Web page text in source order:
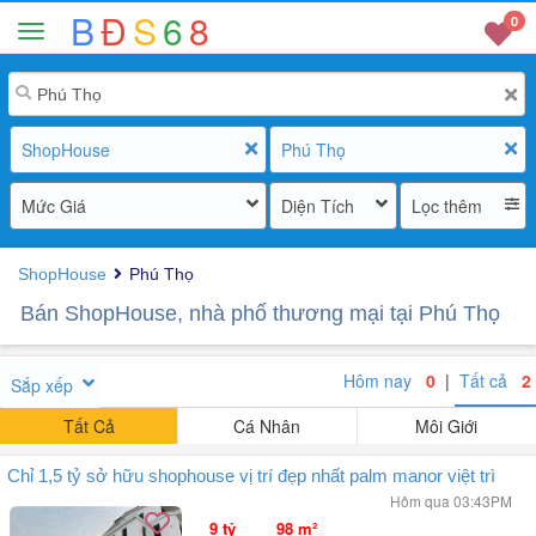
BĐS68 0
ShopHouse Phú Thọ
Mức Giá Diện Tích Lọc thêm
ShopHouse Phú Thọ
Bán ShopHouse, nhà phố thương mại tại Phú Thọ
Sắp xếp Hôm nay 0 | Tất cả 2
Tất Cả
Cá Nhân Môi Giới
Chỉ 1,5 tỷ sở hữu shophouse vị trí đẹp nhất palm manor việt trì
Hôm qua 03:43PM
9 tỷ 98 m²